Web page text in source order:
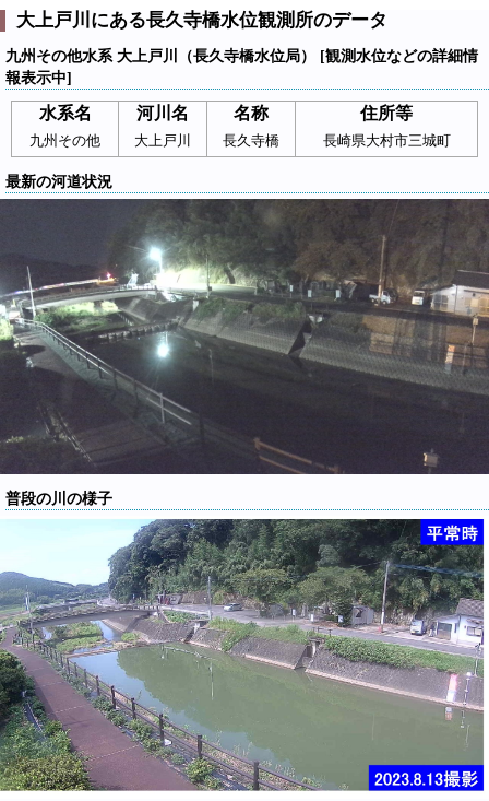
大上戸川にある長久寺橋水位観測所のデータ
九州その他水系 大上戸川（長久寺橋水位局） [観測水位などの詳細情
報表示中]
水系名 河川名 名称 住所等
九州その他 大上戸川 長久寺橋 長崎県大村市三城町
最新の河道状況
普段の川の様子